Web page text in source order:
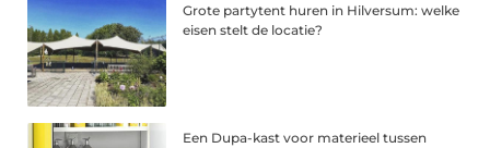
Grote partytent huren in Hilversum: welke
eisen stelt de locatie?
Een Dupa-kast voor materieel tussen